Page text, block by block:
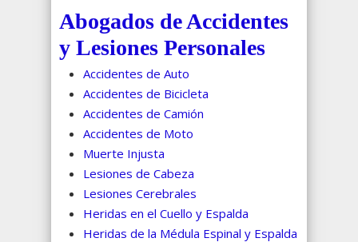
Abogados de Accidentes
y Lesiones Personales
Accidentes de Auto
Accidentes de Bicicleta
Accidentes de Camión
Accidentes de Moto
Muerte Injusta
Lesiones de Cabeza
Lesiones Cerebrales
Heridas en el Cuello y Espalda
Heridas de la Médula Espinal y Espalda